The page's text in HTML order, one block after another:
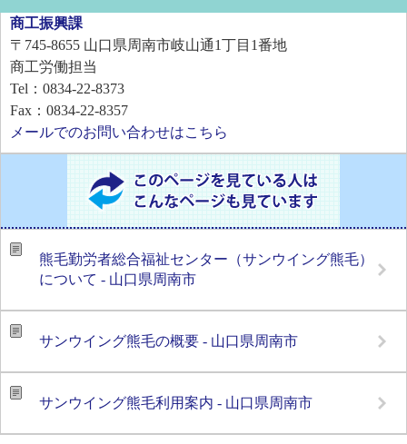
商工振興課
〒745-8655 山口県周南市岐山通1丁目1番地
商工労働担当
Tel：0834-22-8373
Fax：0834-22-8357
メールでのお問い合わせはこちら
熊毛勤労者総合福祉センター（サンウイング熊毛）
について - 山口県周南市
サンウイング熊毛の概要 - 山口県周南市
サンウイング熊毛利用案内 - 山口県周南市